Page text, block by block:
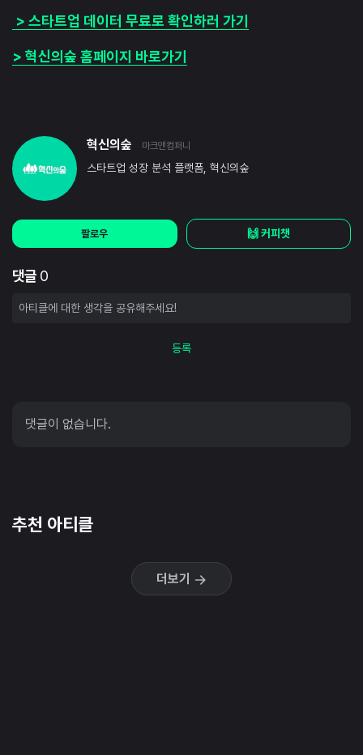
> 스타트업 데이터 무료로 확인하러 가기
> 혁신의숲 홈페이지 바로가기
혁신의숲 마크앤컴퍼니
스타트업 성장 분석 플랫폼, 혁신의숲
팔로우 🙌 커피챗
댓글 0
등록
댓글이 없습니다.
추천 아티클
더보기